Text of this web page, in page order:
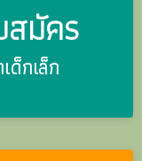
มัคร
ด็กเล็ก